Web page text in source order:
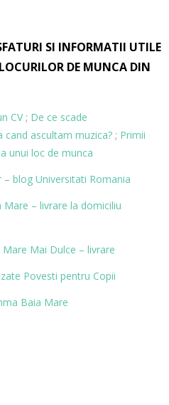
SI INFORMATII UTILE
DE MUNCA DIN
CV; De ce scade
cand ascultam muzica? ; Primii
unui loc de munca
– blog Universitati Romania
Mare – livrare la domiciliu
Mai Dulce – livrare
Povesti pentru Copii
Baia Mare